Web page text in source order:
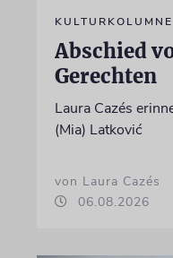
KULTURKOLUMNE
Abschied
Gerechten
Laura Cazés
(Mia) Latković
von Laura Cazés
06.08.2026